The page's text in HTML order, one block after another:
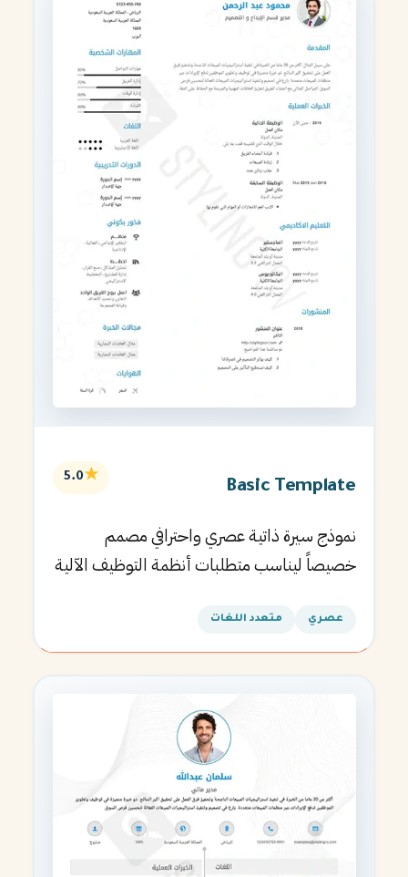
Basic Template
★
5.0
نموذج سيرة ذاتية عصري واحترافي مصمم
خصيصاً ليناسب متطلبات أنظمة التوظيف الآلية
عصري متعدد اللغات